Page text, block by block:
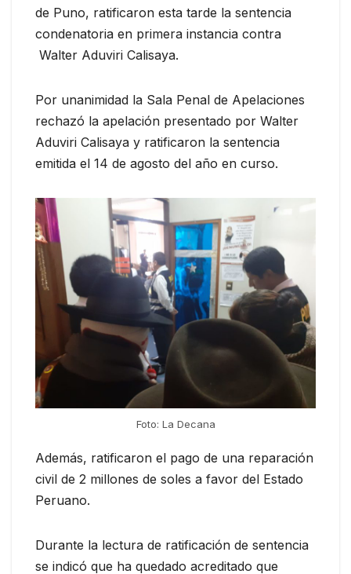
de Puno, ratificaron esta tarde la sentencia
condenatoria en primera instancia contra
Walter Aduviri Calisaya.
Por unanimidad la Sala Penal de Apelaciones
rechazó la apelación presentado por Walter
Aduviri Calisaya y ratificaron la sentencia
emitida el 14 de agosto del año en curso.
Foto: La Decana
Además, ratificaron el pago de una reparación
civil de 2 millones de soles a favor del Estado
Peruano.
Durante la lectura de ratificación de sentencia
se indicó que ha quedado acreditado que